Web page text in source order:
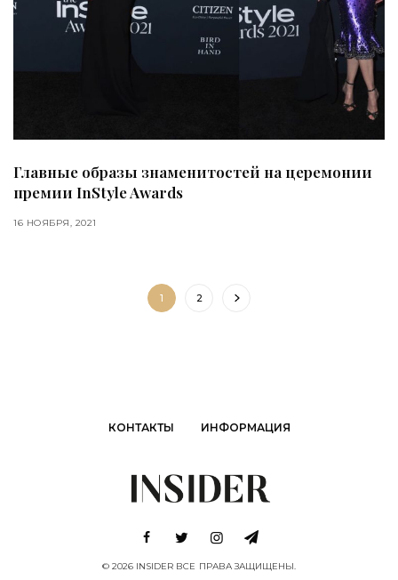
Главные образы знаменитостей на церемонии
премии InStyle Awards
16 НОЯБРЯ, 2021
1 2
КОНТАКТЫ ИНФОРМАЦИЯ
© 2026 INSIDER ВСЕ ПРАВА ЗАЩИЩЕНЫ.